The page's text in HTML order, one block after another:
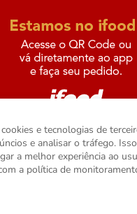
e tecnologias de
e analisar o tráfego.
a melhor experiência ao
a política de